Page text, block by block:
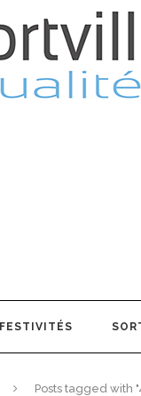
FESTIVITÉS
Posts tagged with